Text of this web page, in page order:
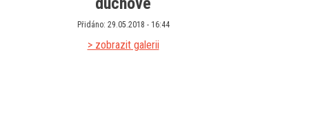
Přidáno: 29.05.2018 - 16:44
> zobrazit galerii